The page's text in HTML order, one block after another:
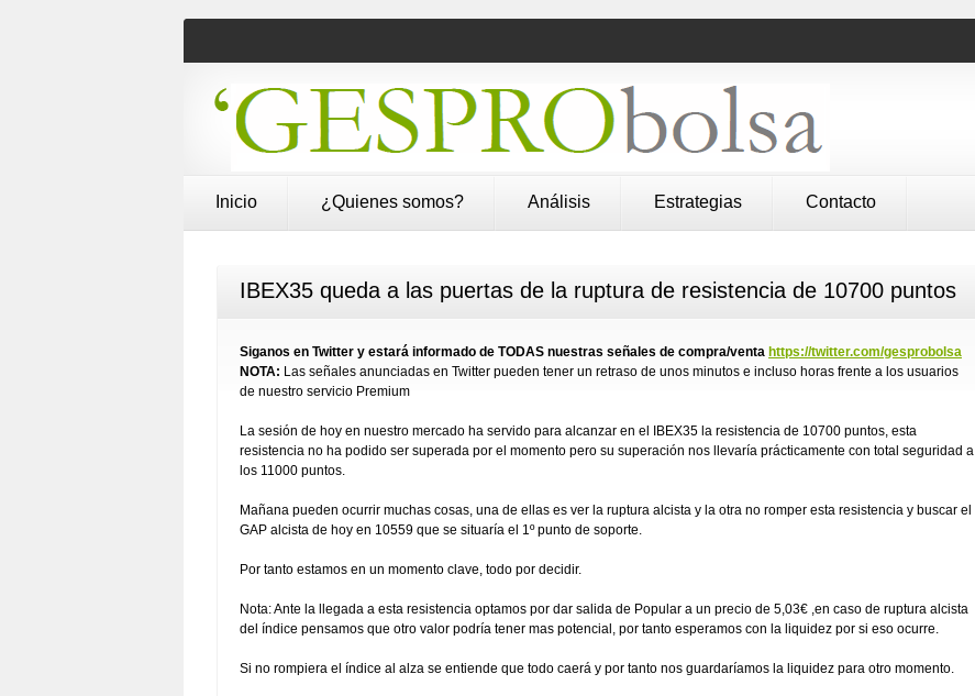
Inicio ¿Quienes somos? Análisis Estrategias Contacto
IBEX35 queda a las puertas de la ruptura de resistencia de 10700 puntos
Siganos en Twitter y estará informado de TODAS nuestras señales de compra/venta https://twitter.com/gesprobolsa
NOTA: Las señales anunciadas en Twitter pueden tener un retraso de unos minutos e incluso horas frente a los usuarios
de nuestro servicio Premium
La sesión de hoy en nuestro mercado ha servido para alcanzar en el IBEX35 la resistencia de 10700 puntos, esta
resistencia no ha podido ser superada por el momento pero su superación nos llevaría prácticamente con total seguridad a
los 11000 puntos.
Mañana pueden ocurrir muchas cosas, una de ellas es ver la ruptura alcista y la otra no romper esta resistencia y buscar el
GAP alcista de hoy en 10559 que se situaría el 1º punto de soporte.
Por tanto estamos en un momento clave, todo por decidir.
Nota: Ante la llegada a esta resistencia optamos por dar salida de Popular a un precio de 5,03€ ,en caso de ruptura alcista
del índice pensamos que otro valor podría tener mas potencial, por tanto esperamos con la liquidez por si eso ocurre.
Si no rompiera el índice al alza se entiende que todo caerá y por tanto nos guardaríamos la liquidez para otro momento.